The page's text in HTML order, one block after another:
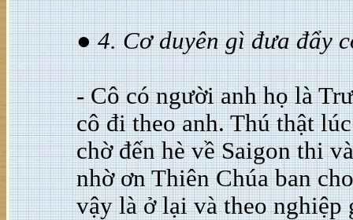
● 4. Cơ duyên gì đưa đẩy
- Cô có người anh họ là
cô đi theo anh. Thú thật
chờ đến hè về Saigon thi
nhờ ơn Thiên Chúa ban
vậy là ở lại và theo